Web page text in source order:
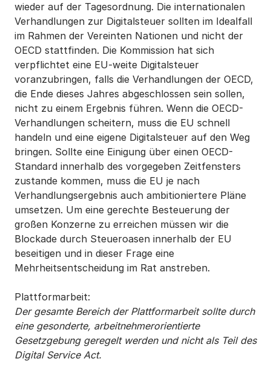
wieder auf der Tagesordnung. Die internationalen
Verhandlungen zur Digitalsteuer sollten im Idealfall
im Rahmen der Vereinten Nationen und nicht der
OECD stattfinden. Die Kommission hat sich
verpflichtet eine EU-weite Digitalsteuer
voranzubringen, falls die Verhandlungen der OECD,
die Ende dieses Jahres abgeschlossen sein sollen,
nicht zu einem Ergebnis führen. Wenn die OECD-
Verhandlungen scheitern, muss die EU schnell
handeln und eine eigene Digitalsteuer auf den Weg
bringen. Sollte eine Einigung über einen OECD-
Standard innerhalb des vorgegeben Zeitfensters
zustande kommen, muss die EU je nach
Verhandlungsergebnis auch ambitioniertere Pläne
umsetzen. Um eine gerechte Besteuerung der
großen Konzerne zu erreichen müssen wir die
Blockade durch Steueroasen innerhalb der EU
beseitigen und in dieser Frage eine
Mehrheitsentscheidung im Rat anstreben.
Plattformarbeit:
Der gesamte Bereich der Plattformarbeit sollte durch
eine gesonderte, arbeitnehmerorientierte
Gesetzgebung geregelt werden und nicht als Teil des
Digital Service Act.